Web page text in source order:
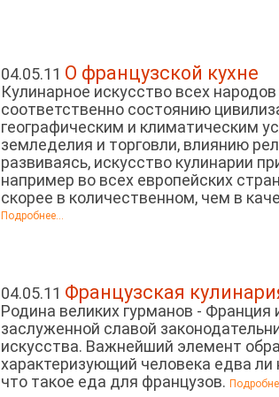
04.05.11 О французской кухне
Кулинарное искусство всех
соответственно состоянию
географическим и климатическим
земледелия и торговли, влиянию
развиваясь, искусство кулинарии
например во всех европейских
скорее в количественном, чем в
Подробнее...
04.05.11 Французская
Родина великих гурманов - Франция
заслуженной славой
искусства. Важнейший элемент
характеризующий человека едва ли
что такое еда для французов.